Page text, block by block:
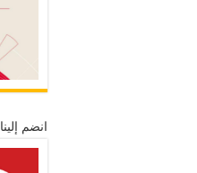
انضم إلينا